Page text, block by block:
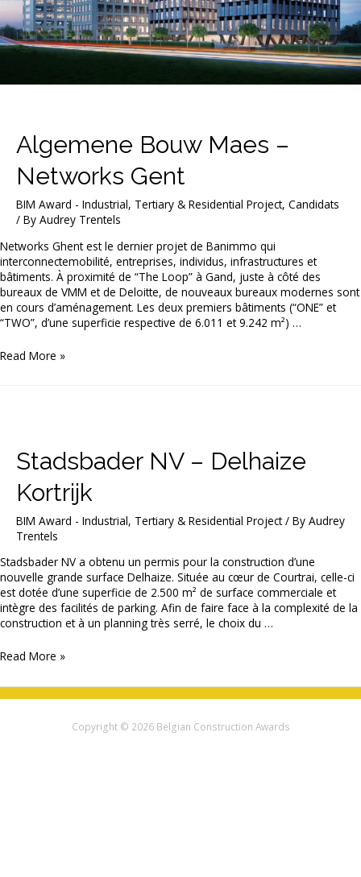
Algemene Bouw Maes –
Networks Gent
BIM Award - Industrial, Tertiary & Residential Project, Candidats
/ By Audrey Trentels
Networks Ghent est le dernier projet de Banimmo qui
interconnectemobilité, entreprises, individus, infrastructures et
bâtiments. À proximité de “The Loop” à Gand, juste à côté des
bureaux de VMM et de Deloitte, de nouveaux bureaux modernes sont
en cours d’aménagement. Les deux premiers bâtiments (“ONE” et
“TWO”, d’une superficie respective de 6.011 et 9.242 m²) …
Algemene
Read More »
Stadsbader NV – Delhaize
Kortrijk
BIM Award - Industrial, Tertiary & Residential Project/ By Audrey
Trentels
Stadsbader NV a obtenu un permis pour la construction d’une
nouvelle grande surface Delhaize. Située au cœur de Courtrai, celle-ci
est dotée d’une superficie de 2.500 m² de surface commerciale et
intègre des facilités de parking. Afin de faire face à la complexité de la
construction et à un planning très serré, le choix du …
Stadsbader
–
Delhaize
Read More »
Copyright © 2026 Belgian Construction Awards